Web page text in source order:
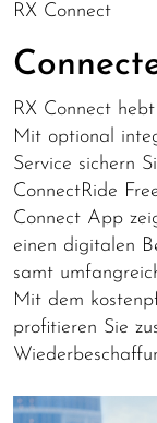
RX Connect
RX Connect
Mit optional
Service sichern
ConnectRide
Connect App
einen digitalen
samt
Mit dem
profitieren Sie